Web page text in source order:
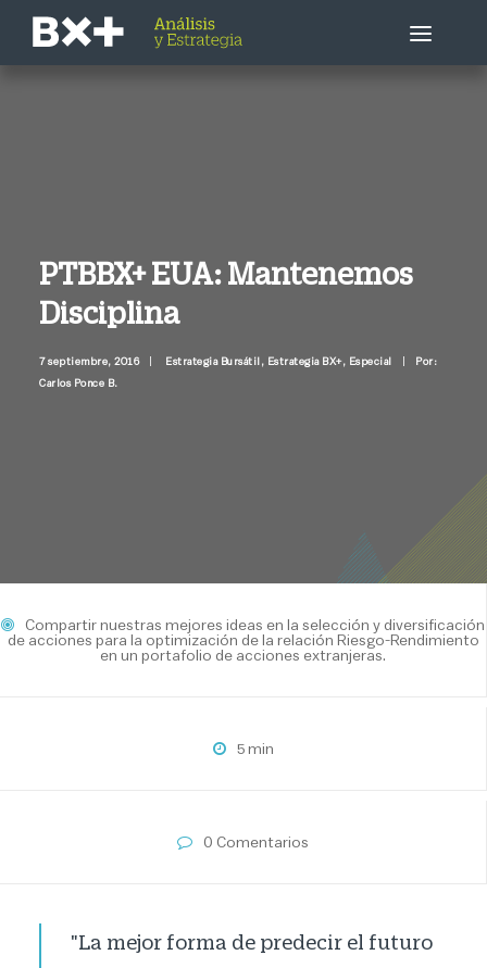
Otros
Llámenme ahora
PTBBX+ EUA: Mantenemos
Disciplina
7 septiembre, 2016 Estrategia Bursátil , Estrategia BX+, Especial
Por:
Carlos Ponce B.
Compartir nuestras mejores ideas en la selección y diversificación
de acciones para la optimización de la relación Riesgo-Rendimiento
en un portafolio de acciones extranjeras.
5 min
0 Comentarios
"La mejor forma de predecir el futuro